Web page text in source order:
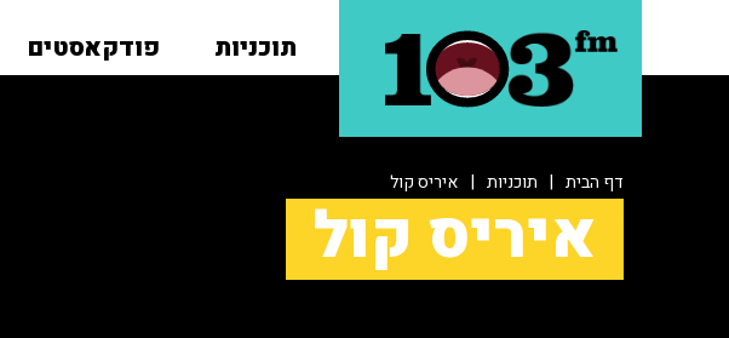
תוכניות פודקאסטים
דף הבית | תוכניות | איריס קול
איריס קול